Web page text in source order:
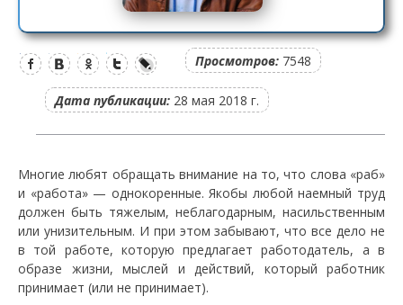
Просмотров: 7548
Дата публикации: 28 мая 2018 г.
Многие любят обращать внимание на то, что слова «раб»
и «работа» — однокоренные. Якобы любой наемный труд
должен быть тяжелым, неблагодарным, насильственным
или унизительным. И при этом забывают, что все дело не
в той работе, которую предлагает работодатель, а в
образе жизни, мыслей и действий, который работник
принимает (или не принимает).